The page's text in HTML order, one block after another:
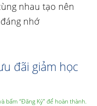
nhau tạo nên
nhớ
đãi giảm học
bấm “Đăng Ký” để hoàn thành.